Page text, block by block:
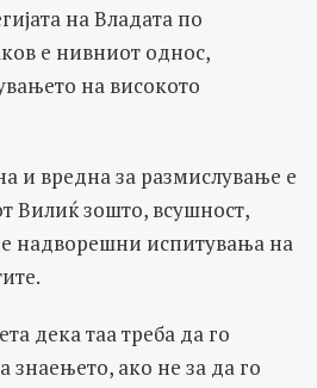
на Владата по
е нивниот однос,
на високото
и вредна за размислување е
Вилиќ зошто, всушност,
надворешни испитувања на
дека таа треба да го
знаењето, ако не за да го